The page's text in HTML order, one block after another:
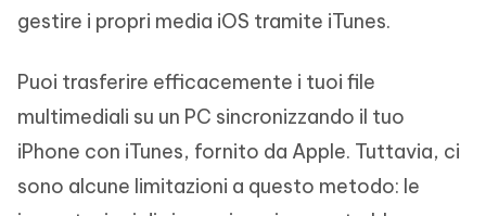
gestire i propri media iOS tramite iTunes.
Puoi trasferire efficacemente i tuoi file
multimediali su un PC sincronizzando il tuo
iPhone con iTunes, fornito da Apple. Tuttavia, ci
sono alcune limitazioni a questo metodo: le